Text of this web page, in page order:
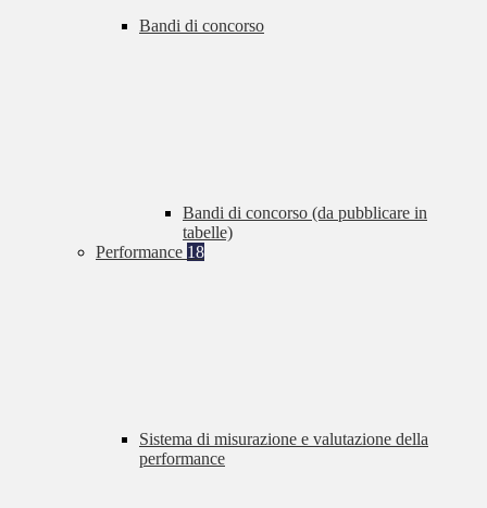
Bandi di concorso
Bandi di concorso (da pubblicare in
tabelle)
Performance 18
Sistema di misurazione e valutazione della
performance